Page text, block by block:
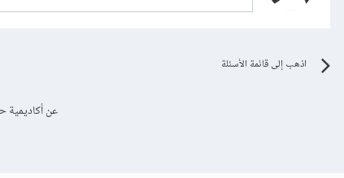
اذهب إلى قائمة الأسئلة
عن